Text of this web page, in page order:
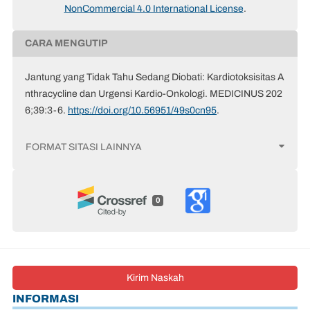
NonCommercial 4.0 International License.
CARA MENGUTIP
Jantung yang Tidak Tahu Sedang Diobati: Kardiotoksisitas A
nthracycline dan Urgensi Kardio-Onkologi. MEDICINUS 202
6;39:3-6. https://doi.org/10.56951/49s0cn95.
FORMAT SITASI LAINNYA
0
INFORMASI
Kirim Naskah